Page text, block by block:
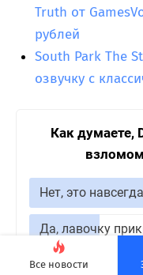
Все новости
Truth от
рублей
South Park The
озвучку с
Как думаете,
Нет, это навсегда
Да, лавочку
Что-то